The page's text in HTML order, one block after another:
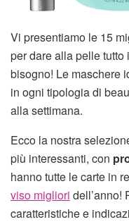
Vi presentiamo le 15
per dare alla pelle
bisogno! Le maschere
in ogni tipologia di
alla settimana.
Ecco la nostra
più interessanti, con
hanno tutte le carte in
viso migliori dell’anno!
caratteristiche e